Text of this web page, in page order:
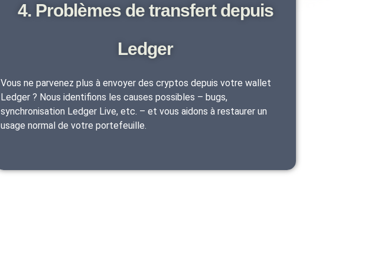
4. Problèmes de transfert depuis
Ledger
Vous ne parvenez plus à envoyer des cryptos depuis votre wallet
Ledger ? Nous identifions les causes possibles – bugs,
synchronisation Ledger Live, etc. – et vous aidons à restaurer un
usage normal de votre portefeuille.